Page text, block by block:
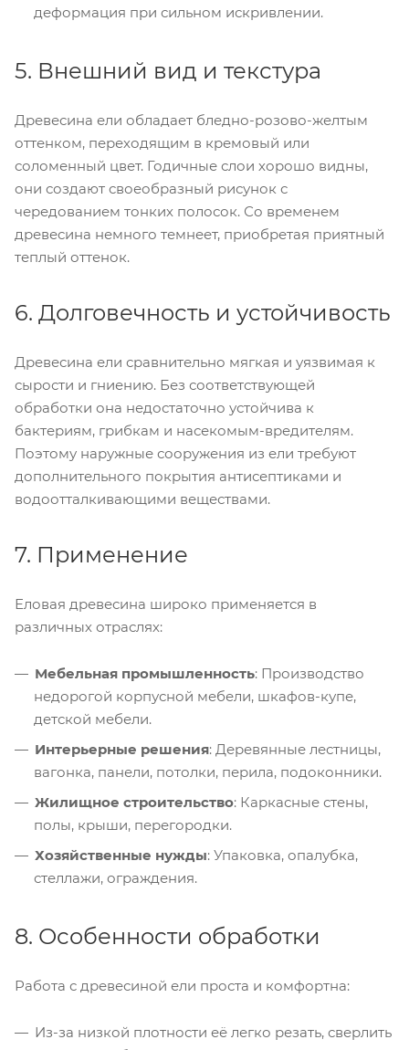
деформация при сильном искривлении.
5. Внешний вид и текстура
Древесина ели обладает бледно-розово-желтым
оттенком, переходящим в кремовый или
соломенный цвет. Годичные слои хорошо видны,
они создают своеобразный рисунок с
чередованием тонких полосок. Со временем
древесина немного темнеет, приобретая приятный
теплый оттенок.
6. Долговечность и устойчивость
Древесина ели сравнительно мягкая и уязвимая к
сырости и гниению. Без соответствующей
обработки она недостаточно устойчива к
бактериям, грибкам и насекомым-вредителям.
Поэтому наружные сооружения из ели требуют
дополнительного покрытия антисептиками и
водоотталкивающими веществами.
7. Применение
Еловая древесина широко применяется в
различных отраслях:
Мебельная промышленность: Производство
недорогой корпусной мебели, шкафов-купе,
детской мебели.
Интерьерные решения: Деревянные лестницы,
вагонка, панели, потолки, перила, подоконники.
Жилищное строительство: Каркасные стены,
полы, крыши, перегородки.
Хозяйственные нужды: Упаковка, опалубка,
стеллажи, ограждения.
8. Особенности обработки
Работа с древесиной ели проста и комфортна:
Из-за низкой плотности её легко резать, сверлить